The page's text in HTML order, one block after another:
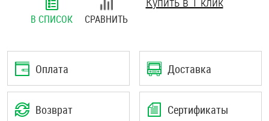
В СПИСОК СРАВНИТЬ
Оплата Доставка
Возврат Сертификаты